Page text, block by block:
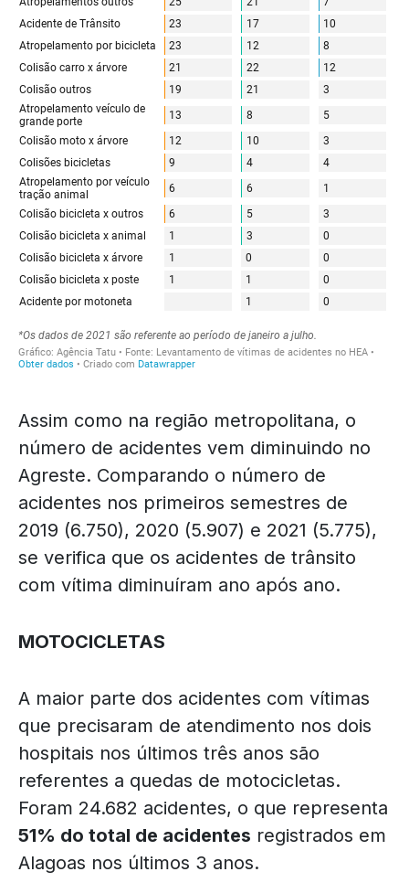
Assim como na região metropolitana, o
número de acidentes vem diminuindo no
Agreste. Comparando o número de
acidentes nos primeiros semestres de
2019 (6.750), 2020 (5.907) e 2021 (5.775),
se verifica que os acidentes de trânsito
com vítima diminuíram ano após ano.
MOTOCICLETAS
A maior parte dos acidentes com vítimas
que precisaram de atendimento nos dois
hospitais nos últimos três anos são
referentes a quedas de motocicletas.
Foram 24.682 acidentes, o que representa
51% do total de acidentes registrados em
Alagoas nos últimos 3 anos.